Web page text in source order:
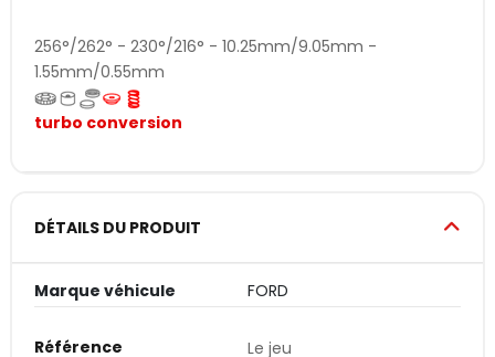
256°/262° - 230°/216° - 10.25mm/9.05mm -
1.55mm/0.55mm
turbo conversion
DÉTAILS DU PRODUIT
Marque véhicule FORD
Référence Le jeu